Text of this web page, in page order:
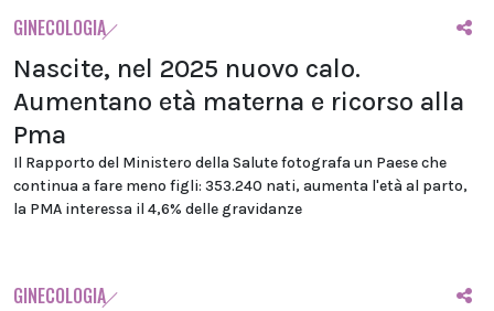
GINECOLOGIA
Nascite, nel 2025 nuovo calo.
Aumentano età materna e ricorso alla
Pma
Il Rapporto del Ministero della Salute fotografa un Paese che
continua a fare meno figli: 353.240 nati, aumenta l'età al parto,
la PMA interessa il 4,6% delle gravidanze
GINECOLOGIA